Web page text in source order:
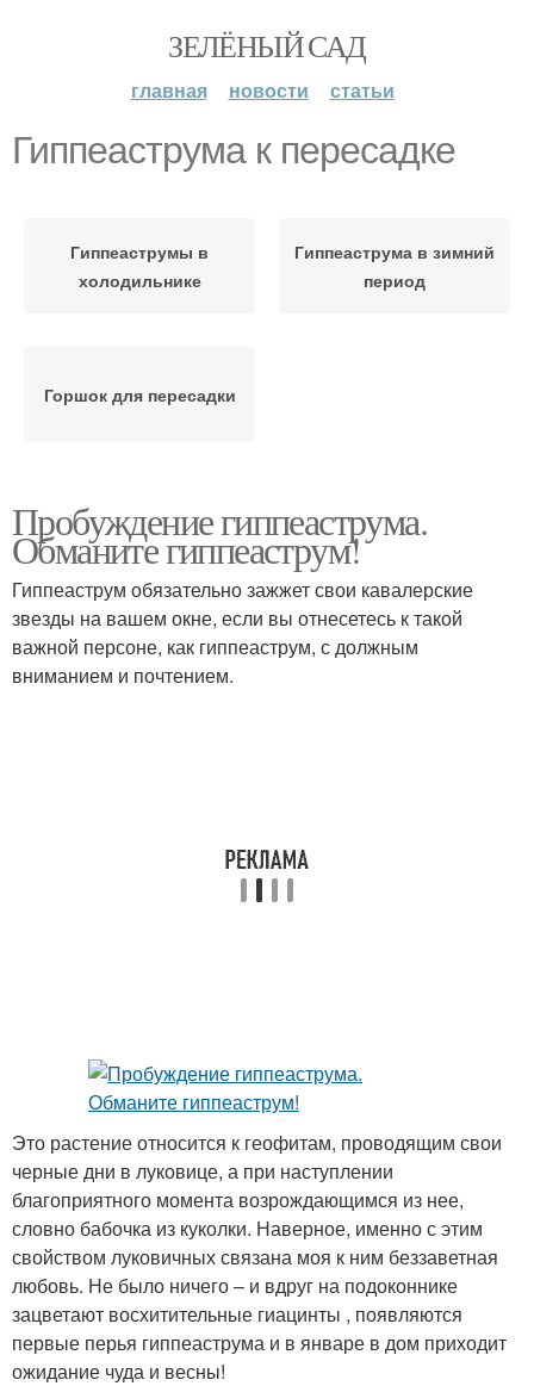
ЗЕЛЁНЫЙ САД
главная новости статьи
Гиппеаструма к пересадке
Гиппеаструмы в
холодильнике
Гиппеаструма в зимний
период
Горшок для пересадки
Пробуждение гиппеаструма.
Обманите гиппеаструм!
Гиппеаструм обязательно зажжет свои кавалерские
звезды на вашем окне, если вы отнесетесь к такой
важной персоне, как гиппеаструм, с должным
вниманием и почтением.
Это растение относится к геофитам, проводящим свои
черные дни в луковице, а при наступлении
благоприятного момента возрождающимся из нее,
словно бабочка из куколки. Наверное, именно с этим
свойством луковичных связана моя к ним беззаветная
любовь. Не было ничего – и вдруг на подоконнике
зацветают восхитительные гиацинты , появляются
первые перья гиппеаструма и в январе в дом приходит
ожидание чуда и весны!